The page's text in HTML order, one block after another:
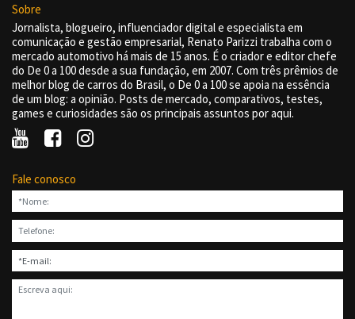
Sobre
Jornalista, blogueiro, influenciador digital e especialista em
comunicação e gestão empresarial, Renato Parizzi trabalha com o
mercado automotivo há mais de 15 anos. É o criador e editor chefe
do De 0 a 100 desde a sua fundação, em 2007. Com três prêmios de
melhor blog de carros do Brasil, o De 0 a 100 se apoia na essência
de um blog: a opinião. Posts de mercado, comparativos, testes,
games e curiosidades são os principais assuntos por aqui.
Fale conosco